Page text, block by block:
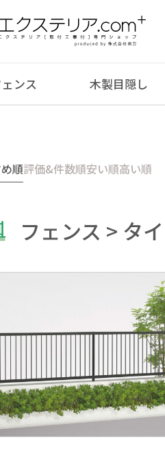
ンス 木製目隠し
順評価&件数順安い順高い順
フェンス > タ